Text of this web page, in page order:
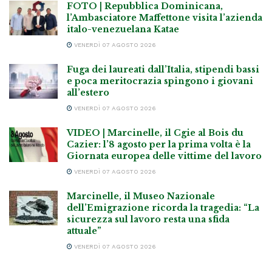
FOTO | Repubblica Dominicana,
l’Ambasciatore Maffettone visita l’azienda
italo-venezuelana Katae
VENERDÌ 07 AGOSTO 2026
Fuga dei laureati dall’Italia, stipendi bassi
e poca meritocrazia spingono i giovani
all’estero
VENERDÌ 07 AGOSTO 2026
VIDEO | Marcinelle, il Cgie al Bois du
Cazier: l’8 agosto per la prima volta è la
Giornata europea delle vittime del lavoro
VENERDÌ 07 AGOSTO 2026
Marcinelle, il Museo Nazionale
dell’Emigrazione ricorda la tragedia: “La
sicurezza sul lavoro resta una sfida
attuale”
VENERDÌ 07 AGOSTO 2026